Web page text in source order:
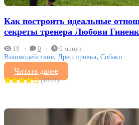
Как построить идеальные
секреты тренера Любови
19 0 6 минут
Взаимодействие, Дрессировка, Собаки
Читать далее
(1843)